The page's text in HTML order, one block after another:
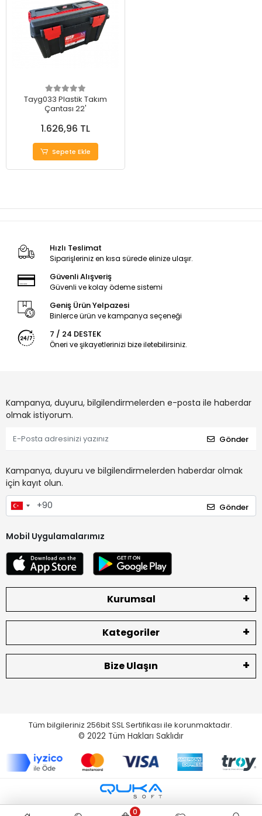
Tayg033 Plastik Takım
Çantası 22'
1.626,96 TL
Sepete Ekle
Hızlı Teslimat
Siparişleriniz en kısa sürede elinize ulaşır.
Güvenli Alışveriş
Güvenli ve kolay ödeme sistemi
Geniş Ürün Yelpazesi
Binlerce ürün ve kampanya seçeneği
7 / 24 DESTEK
Öneri ve şikayetlerinizi bize iletebilirsiniz.
Kampanya, duyuru, bilgilendirmelerden e-posta ile haberdar
olmak istiyorum.
Gönder
Kampanya, duyuru ve bilgilendirmelerden haberdar olmak
için kayıt olun.
Gönder
Mobil Uygulamalarımız
Kurumsal
Kategoriler
Bize Ulaşın
Tüm bilgileriniz 256bit SSL Sertifikası ile korunmaktadır.
© 2022 Tüm Hakları Saklıdır
0